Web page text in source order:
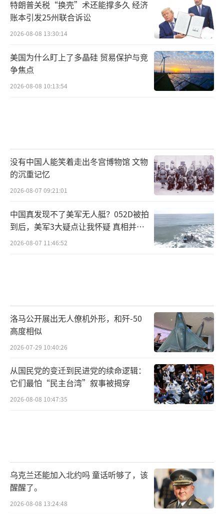
特朗普关税“换壳”术还能撑多久 经济
账本引发25州联合诉讼
2026-08-08 13:30:14
美国为什么盯上了多晶硅 贸易保护与竞
争焦点
2026-08-08 10:13:54
没有中国人能笑着走出冬宫博物馆 文物
的沉重记忆
2026-08-07 09:21:01
中国真发现不了美军无人艇？052D被拍
到后，美军3大疑点让我怀疑 真相并非
如此
2026-08-07 11:46:52
洛马公开展出无人僚机外形，和歼-50
高度相似
2026-07-29 10:40:26
从国民党的变迁到民进党的续命逻辑：
它们最怕“民主台湾”叙事被揭穿
2026-08-08 10:47:35
乌克兰还能加入北约吗 童话听够了，该
醒醒了。
2026-08-08 13:24:48